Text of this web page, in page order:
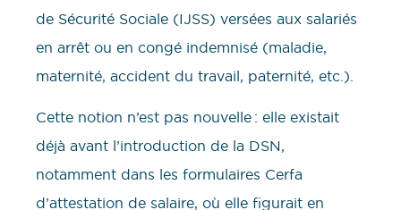
de Sécurité Sociale (IJSS) versées aux salariés
en arrêt ou en congé indemnisé (maladie,
maternité, accident du travail, paternité, etc.).
Cette notion n’est pas nouvelle : elle existait
déjà avant l’introduction de la DSN,
notamment dans les formulaires Cerfa
d’attestation de salaire, où elle figurait en